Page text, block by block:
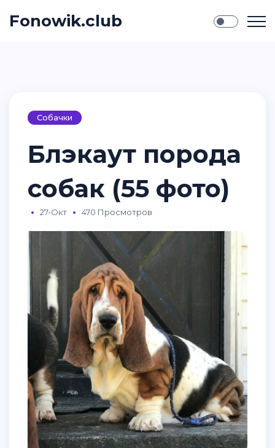
Fonowik.club
Собачки
Блэкаут порода
собак (55 фото)
27-Окт 470 Просмотров